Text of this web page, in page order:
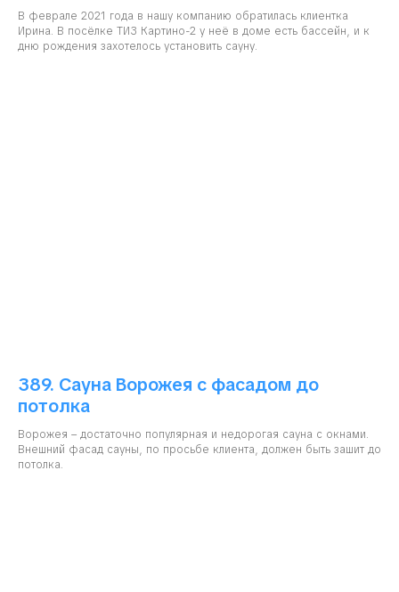
В феврале 2021 года в нашу компанию обратилась клиентка
Ирина. В посёлке ТИЗ Картино-2 у неё в доме есть бассейн, и к
дню рождения захотелось установить сауну.
389. Сауна Ворожея с фасадом до
потолка
Ворожея – достаточно популярная и недорогая сауна с окнами.
Внешний фасад сауны, по просьбе клиента, должен быть зашит до
потолка.